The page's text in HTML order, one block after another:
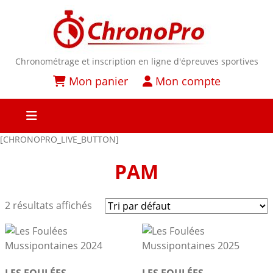
Chronométrage et inscription en ligne d'épreuves sportives
Mon panier Mon compte
[CHRONOPRO_LIVE_BUTTON]
PAM
2 résultats affichés